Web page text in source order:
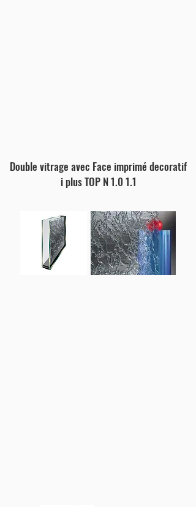
Double vitrage avec Face imprimé decoratif
i plus TOP N 1.0 1.1